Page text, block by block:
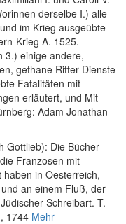
derselbe I.) alle
im Krieg ausgeübte
Krieg A. 1525.
3.) einige andere,
gethane Ritter-Dienste
Fatalitäten mit
erläutert, und Mit
Adam Jonathan
Gottlieb): Die Bücher
Franzosen mit
in Oesterreich,
an einem Fluß, der
Schreibart. T.
1744 Mehr